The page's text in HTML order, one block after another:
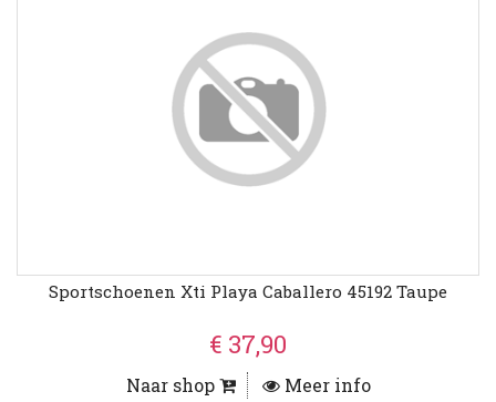
Sportschoenen Xti Playa Caballero 45192 Taupe
€ 37,90
Naar shop Meer info